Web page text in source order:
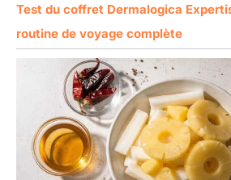
Test du coffret Dermalogica
routine de voyage complète